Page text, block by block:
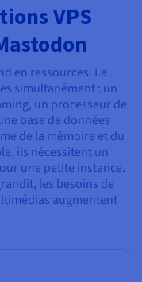
VPS
en ressources. La
simultanément : un
un processeur de
base de données
de la mémoire et du
ils nécessitent un
une petite instance.
les besoins de
augmentent